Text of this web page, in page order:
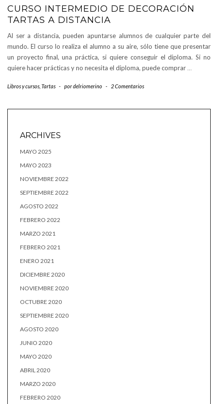
CURSO INTERMEDIO DE DECORACIÓN
TARTAS A DISTANCIA
Al ser a distancia, pueden apuntarse alumnos de cualquier parte del
mundo. El curso lo realiza el alumno a su aire, sólo tiene que presentar
un proyecto final, una práctica, si quiere conseguir el diploma. Si no
quiere hacer prácticas y no necesita el diploma, puede comprar …
Libros y cursos Tartas - pordelriomerino - 2 Comentarios
ARCHIVES
MAYO 2025
MAYO 2023
NOVIEMBRE 2022
SEPTIEMBRE 2022
AGOSTO 2022
FEBRERO 2022
MARZO 2021
FEBRERO 2021
ENERO 2021
DICIEMBRE 2020
NOVIEMBRE 2020
OCTUBRE 2020
SEPTIEMBRE 2020
AGOSTO 2020
JUNIO 2020
MAYO 2020
ABRIL 2020
MARZO 2020
FEBRERO 2020